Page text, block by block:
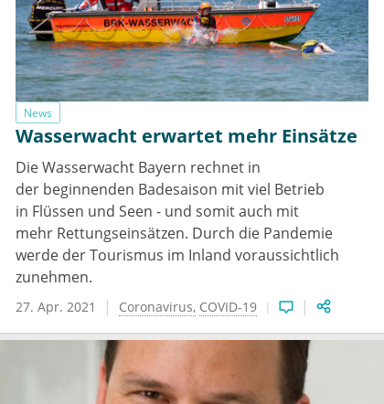
News
Wasserwacht erwartet mehr Einsätze
Die Wasserwacht Bayern rechnet in
der beginnenden Badesaison mit viel Betrieb
in Flüssen und Seen - und somit auch mit
mehr Rettungseinsätzen. Durch die Pandemie
werde der Tourismus im Inland voraussichtlich
zunehmen.
27. Apr. 2021 Coronavirus COVID-19